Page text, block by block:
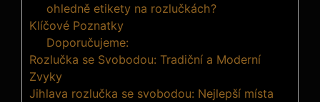
ohledně etikety na rozlučkách?
Klíčové Poznatky
Doporučujeme:
Rozlučka se Svobodou: Tradiční a Moderní
Zvyky
Jihlava rozlučka se svobodou: Nejlepší místa